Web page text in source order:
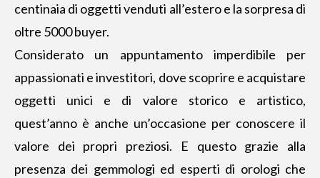
centinaia di oggetti venduti all’estero e la sorpresa di
oltre 5000 buyer.
Considerato un appuntamento imperdibile per
appassionati e investitori, dove scoprire e acquistare
oggetti unici e di valore storico e artistico,
quest’anno è anche un’occasione per conoscere il
valore dei propri preziosi. E questo grazie alla
presenza dei gemmologi ed esperti di orologi che